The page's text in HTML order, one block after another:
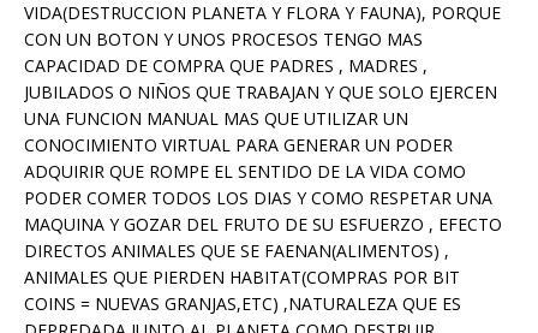
VIDA(DESTRUCCION PLANETA Y FLORA Y FAUNA), PORQUE
CON UN BOTON Y UNOS PROCESOS TENGO MAS
CAPACIDAD DE COMPRA QUE PADRES , MADRES ,
JUBILADOS O NIÑOS QUE TRABAJAN Y QUE SOLO EJERCEN
UNA FUNCION MANUAL MAS QUE UTILIZAR UN
CONOCIMIENTO VIRTUAL PARA GENERAR UN PODER
ADQUIRIR QUE ROMPE EL SENTIDO DE LA VIDA COMO
PODER COMER TODOS LOS DIAS Y COMO RESPETAR UNA
MAQUINA Y GOZAR DEL FRUTO DE SU ESFUERZO , EFECTO
DIRECTOS ANIMALES QUE SE FAENAN(ALIMENTOS) ,
ANIMALES QUE PIERDEN HABITAT(COMPRAS POR BIT
COINS = NUEVAS GRANJAS,ETC) ,NATURALEZA QUE ES